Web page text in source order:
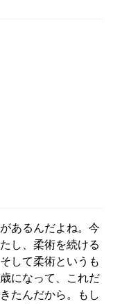
あるんだよね。今
し、柔術を続ける
して柔術というも
になって、これだ
たんだから。もし